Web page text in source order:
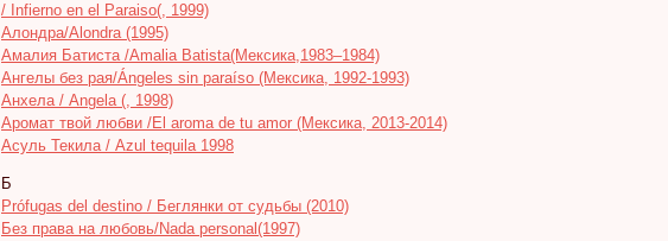
/ Infierno en el Paraiso(, 1999)
Алондра/Alondra (1995)
Амалия Батиста /Amalia Batista(Мексика,1983–1984)
Ангелы без рая/Ángeles sin paraíso (Мексика, 1992-1993)
Анхела / Angela (, 1998)
Аромат твой любви /El aroma de tu amor (Мексика, 2013-2014)
Асуль Текила / Azul tequila 1998
Б
Prófugas del destino / Беглянки от судьбы (2010)
Без права на любовь/Nada personal(1997)